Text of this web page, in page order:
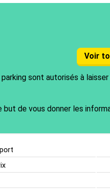
Voir
sont autorisés à laisser
de vous donner les